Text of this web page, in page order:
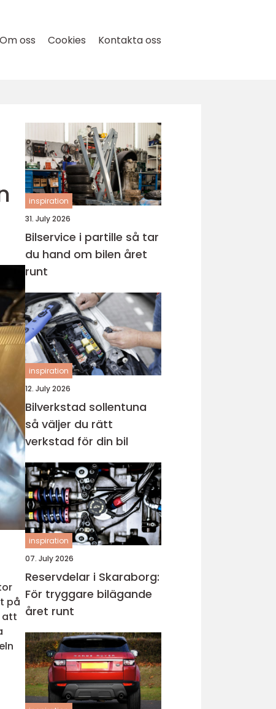
Om oss Cookies Kontakta oss
på
att
inspiration
31. July 2026
Bilservice i partille så tar
du hand om bilen året
runt
inspiration
12. July 2026
Bilverkstad sollentuna
så väljer du rätt
verkstad för din bil
inspiration
07. July 2026
Reservdelar i Skaraborg:
För tryggare bilägande
året runt